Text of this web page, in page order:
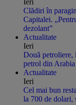
Ieri
Clădiri în
Capitalei.
dezolant”
Actualitate
Ieri
Două
petrol din
Actualitate
Ieri
Cel mai bun
la 700 de dolari,